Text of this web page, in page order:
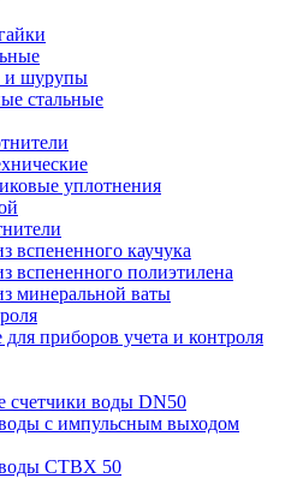
и шурупы
стальные
уплотнения
вспененного каучука
вспененного полиэтилена
минеральной ваты
приборов учета и контроля
счетчики воды DN50
с импульсным выходом
СТВХ 50